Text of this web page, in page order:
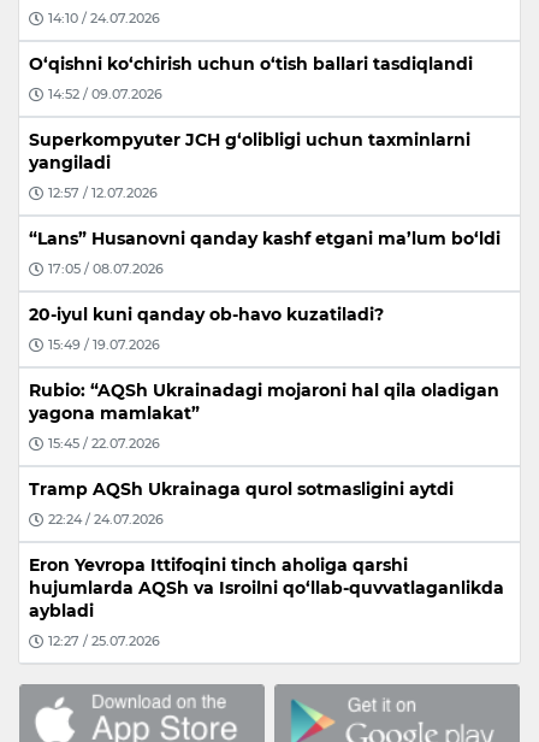
14:10 / 24.07.2026
O‘qishni ko‘chirish uchun o‘tish ballari tasdiqlandi
14:52 / 09.07.2026
Superkompyuter JCH g‘olibligi uchun taxminlarni
yangiladi
12:57 / 12.07.2026
“Lans” Husanovni qanday kashf etgani ma’lum bo‘ldi
17:05 / 08.07.2026
20-iyul kuni qanday ob-havo kuzatiladi?
15:49 / 19.07.2026
Rubio: “AQSh Ukrainadagi mojaroni hal qila oladigan
yagona mamlakat”
15:45 / 22.07.2026
Tramp AQSh Ukrainaga qurol sotmasligini aytdi
22:24 / 24.07.2026
Eron Yevropa Ittifoqini tinch aholiga qarshi
hujumlarda AQSh va Isroilni qo‘llab-quvvatlaganlikda
aybladi
12:27 / 25.07.2026